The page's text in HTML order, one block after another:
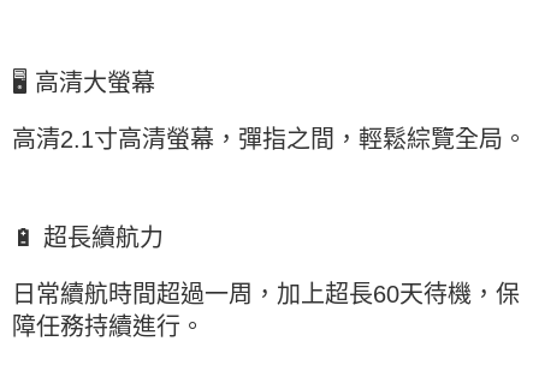
🖥️ 高清大螢幕
高清2.1寸高清螢幕，彈指之間，輕鬆綜覽全局。
🔋 超長續航力
日常續航時間超過一周，加上超長60天待機，保
障任務持續進行。